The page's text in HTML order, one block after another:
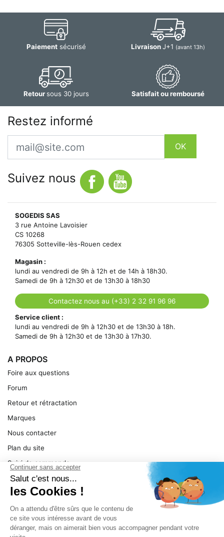
Paiementsécurisé LivraisonJ+1 (avant 13h)
Retoursous 30 jours Satisfait ou remboursé
Restez informé
Email
OK
Suivez nous
SOGEDIS SAS
3 rue Antoine Lavoisier
CS 10268
76305 Sotteville-lès-Rouen cedex
Magasin :
lundi au vendredi de 9h à 12h et de 14h à 18h30.
Samedi de 9h à 12h30 et de 13h30 à 18h30
Contactez nous au (+33) 2 32 91 96 96
Service client :
lundi au vendredi de 9h à 12h30 et de 13h30 à 18h.
Samedi de 9h à 12h30 et de 13h30 à 17h30.
A PROPOS
Foire aux questions
Forum
Retour et rétractation
Marques
Nous contacter
Plan du site
Suivi de commande
Ma facture
Mentions légales
Conditions générales
SERVICE